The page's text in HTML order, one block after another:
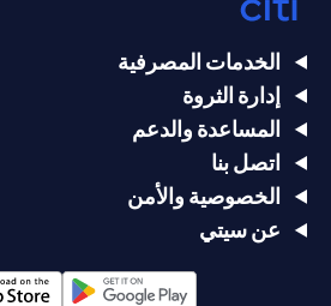
الخدمات المصرفية
إدارة الثروة
المساعدة والدعم
اتصل بنا
الخصوصية والأمن
عن سيتي